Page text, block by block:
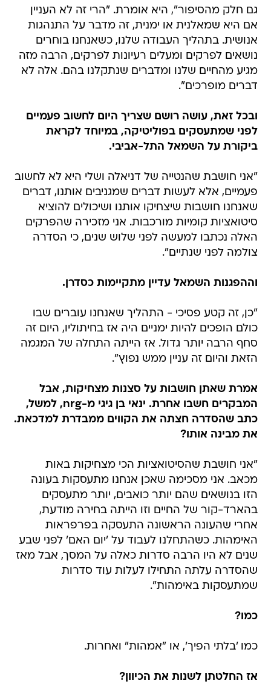
גם חלק מהסיפור", היא אומרת. "הרי זה לא העניין
אם היא שמאלנית או ימנית, זה מדבר על התנהגות
אנושית. בתהליך העבודה שלנו, כשאנחנו בוחרים
נושאים לפרקים ומעלים רעיונות לפרקים, הרבה מזה
מגיע מהחיים שלנו ומדברים שנתקלנו בהם. אלה לא
דברים מופרכים".
ובכל זאת, עושה רושם שצריך היום לחשוב פעמיים
לפני שמתעסקים בפוליטיקה, במיוחד לקראת
ביקורת על השמאל התל-אביבי.
"אני חושבת שהנטייה של דניאלה ושלי היא לא לחשוב
פעמיים, אלא לעשות דברים שמגניבים אותנו, דברים
שאנחנו חושבות שיצחיקו אותנו ושיכולים להוציא
סיטואציות קומיות מורכבות. אני מזכירה שהפרקים
האלה נכתבו למעשה לפני שלוש שנים, כי הסדרה
צולמה לפני שנתיים".
וההפגנות השמאל עדיין מתקיימות כסדרן.
"כן, זה קטע פסיכי - התהליך שאנחנו עוברים שבו
כולם הופכים להיות ימניים היה אז בחיתוליו, היום זה
סחף הרבה יותר גדול. אז הייתה התחלה של המגמה
הזאת והיום זה עניין ממש נפוץ".
אמרת שאתן חושבות על סצנות מצחיקות, אבל
המבקרים חשבו אחרת. ינאי בן גיגי מ-nrg, למשל,
כתב שהסדרה חצתה את הקווים ממבדרת למדכאת.
את מבינה אותו?
"אני חושבת שהסיטואציות הכי מצחיקות באות
מכאב. אני מסכימה שאכן אנחנו מתעסקות בעונה
הזו בנושאים שהם יותר כואבים, יותר מתעסקים
בהארד-קור של החיים וזו הייתה בחירה מודעת,
אחרי שהעונה הראשונה התעסקה בפרפראות
האימהות. כשהתחלנו לעבוד על 'יום האם' לפני שבע
שנים לא היו הרבה סדרות כאלה על המסך, אבל מאז
שהסדרה עלתה התחילו לעלות עוד סדרות
שמתעסקות באימהות".
כמו?
כמו 'בלתי הפיך', או "אמהות" ואחרות.
אז החלטתן לשנות את הכיוון?